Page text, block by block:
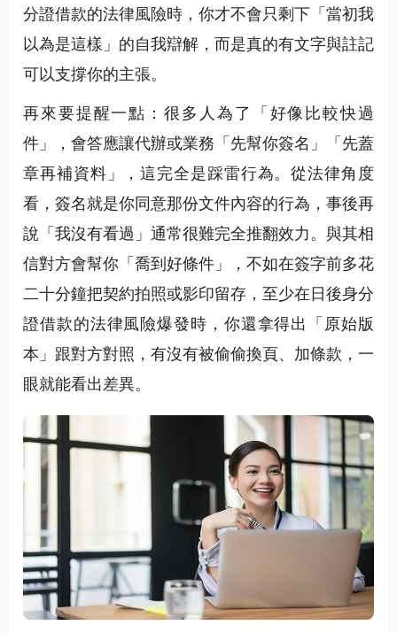
分證借款的法律風險時，你才不會只剩下「當初我
以為是這樣」的自我辯解，而是真的有文字與註記
可以支撐你的主張。
再來要提醒一點：很多人為了「好像比較快過
件」，會答應讓代辦或業務「先幫你簽名」「先蓋
章再補資料」，這完全是踩雷行為。從法律角度
看，簽名就是你同意那份文件內容的行為，事後再
說「我沒有看過」通常很難完全推翻效力。與其相
信對方會幫你「喬到好條件」，不如在簽字前多花
二十分鐘把契約拍照或影印留存，至少在日後身分
證借款的法律風險爆發時，你還拿得出「原始版
本」跟對方對照，有沒有被偷偷換頁、加條款，一
眼就能看出差異。